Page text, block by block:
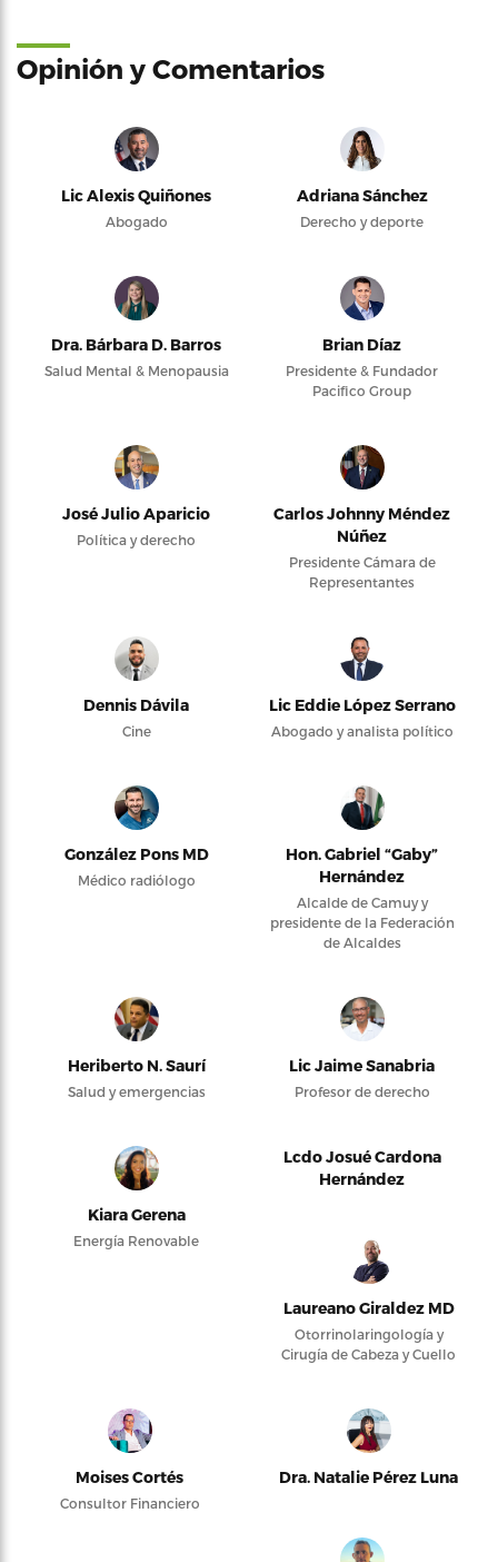
Opinión y Comentarios
Lic Alexis Quiñones
Abogado
Adriana Sánchez
Derecho y deporte
Dra. Bárbara D. Barros
Salud Mental & Menopausia
Brian Díaz
Presidente & Fundador
Pacifico Group
José Julio Aparicio
Política y derecho
Carlos Johnny Méndez
Núñez
Presidente Cámara de
Representantes
Dennis Dávila
Cine
Lic Eddie López Serrano
Abogado y analista político
González Pons MD
Médico radiólogo
Hon. Gabriel “Gaby”
Hernández
Alcalde de Camuy y
presidente de la Federación
de Alcaldes
Heriberto N. Saurí
Salud y emergencias
Lic Jaime Sanabria
Profesor de derecho
Kiara Gerena
Energía Renovable
Lcdo Josué Cardona
Hernández
Laureano Giraldez MD
Otorrinolaringología y
Cirugía de Cabeza y Cuello
Moises Cortés
Consultor Financiero
Dra. Natalie Pérez Luna